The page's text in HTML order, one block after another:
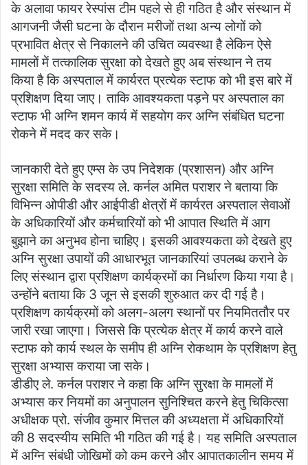
के अलावा फायर रेस्पांस टीम पहले से ही गठित है और संस्थान में
आगजनी जैसी घटना के दौरान मरीजों तथा अन्य लोगों को
प्रभावित क्षेत्र से निकालने की उचित व्यवस्था है लेकिन ऐसे
मामलों में तत्कालिक सुरक्षा को देखते हुए अब संस्थान ने तय
किया है कि अस्पताल में कार्यरत प्रत्येक स्टाफ को भी इस बारे में
प्रशिक्षण दिया जाए। ताकि आवश्यकता पड़ने पर अस्पताल का
स्टाफ भी अग्नि शमन कार्य में सहयोग कर अग्नि संबंधित घटना
रोकने में मदद कर सके।
जानकारी देते हुए एम्स के उप निदेशक (प्रशासन) और अग्नि
सुरक्षा समिति के सदस्य ले. कर्नल अमित पराशर ने बताया कि
विभिन्न ओपीडी और आईपीडी क्षेत्रों में कार्यरत अस्पताल सेवाओं
के अधिकारियों और कर्मचारियों को भी आपात स्थिति में आग
बुझाने का अनुभव होना चाहिए। इसकी आवश्यकता को देखते हुए
अग्नि सुरक्षा उपायों की आधारभूत जानकारियां उपलब्ध कराने के
लिए संस्थान द्वारा प्रशिक्षण कार्यक्रमों का निर्धारण किया गया है।
उन्होंने बताया कि 3 जून से इसकी शुरुआत कर दी गई है।
प्रशिक्षण कार्यक्रमों को अलग-अलग स्थानों पर नियमिततौर पर
जारी रखा जाएगा। जिससे कि प्रत्येक क्षेत्र में कार्य करने वाले
स्टाफ को कार्य स्थल के समीप ही अग्नि रोकथाम के प्रशिक्षण हेतु
सुरक्षा अभ्यास कराया जा सके।
डीडीए ले. कर्नल पराशर ने कहा कि अग्नि सुरक्षा के मामलों में
अभ्यास कर नियमों का अनुपालन सुनिश्चित करने हेतु चिकित्सा
अधीक्षक प्रो. संजीव कुमार मित्तल की अध्यक्षता में अधिकारियों
की 8 सदस्यीय समिति भी गठित की गई है। यह समिति अस्पताल
में अग्नि संबंधी जोखिमों को कम करने और आपातकालीन समय में